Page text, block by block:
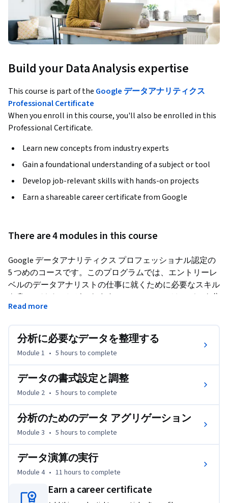
Build your Data Analysis expertise
This course is part of the Google データアナリティクス
Professional Certificate
When you enroll in this course, you'll also be enrolled in this
Professional Certificate.
Learn new concepts from industry experts
Gain a foundational understanding of a subject or tool
Develop job-relevant skills with hands-on projects
Earn a shareable career certificate from Google
There are 4 modules in this course
Google データアナリティクス プロフェッショナル認定の
5 つめのコースです。このプログラムでは、エントリーレ
ベルのデータアナリストの仕事に就くために必要なスキル
を身につけることができます。このコースでは、データ分
析プロセスの「分析」フェーズを探求します。ここまでに
していきます。表計算ソフトや SQL を使ってデータを整
理し、フォーマットする方法を学び、データをさまざまな
方法で見たり考えたりできるようにします。また、ビジネ
ス上の目標を達成するために、データを使って複雑な計算
を行う方法や、数式、関数、SQL クエリの使い方を学びな
がら、分析を進めていきます。現職の Google データ アナ
ナリスト業務を遂行する実践的な方法を指導します。
この認定プログラムを修了すると、エントリーレベルのデ
業務経験は不要です。
このコース修了後の目標は以下の通りです。
Read more
分析に必要なデータを整理する
Module 1 • 5 hours to complete
データの書式設定と調整
Module 2 • 5 hours to complete
分析のためのデータ アグリゲーション
Module 3 • 5 hours to complete
データ演算の実行
Module 4 • 11 hours to complete
Earn a career certificate